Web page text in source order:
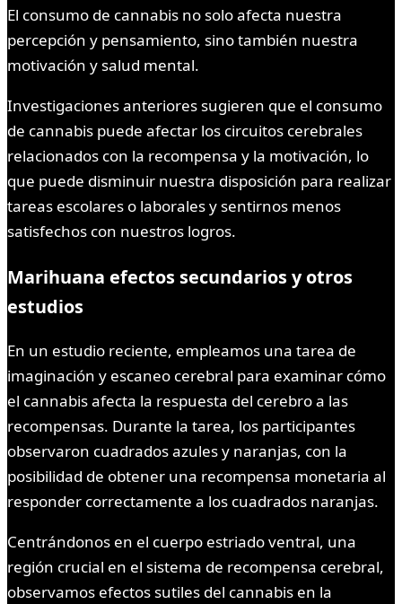
El consumo de cannabis no solo afecta nuestra
percepción y pensamiento, sino también nuestra
motivación y salud mental.
Investigaciones anteriores sugieren que el consumo
de cannabis puede afectar los circuitos cerebrales
relacionados con la recompensa y la motivación, lo
que puede disminuir nuestra disposición para realizar
tareas escolares o laborales y sentirnos menos
satisfechos con nuestros logros.
Marihuana efectos secundarios y otros
estudios
En un estudio reciente, empleamos una tarea de
imaginación y escaneo cerebral para examinar cómo
el cannabis afecta la respuesta del cerebro a las
recompensas. Durante la tarea, los participantes
observaron cuadrados azules y naranjas, con la
posibilidad de obtener una recompensa monetaria al
responder correctamente a los cuadrados naranjas.
Centrándonos en el cuerpo estriado ventral, una
región crucial en el sistema de recompensa cerebral,
observamos efectos sutiles del cannabis en la